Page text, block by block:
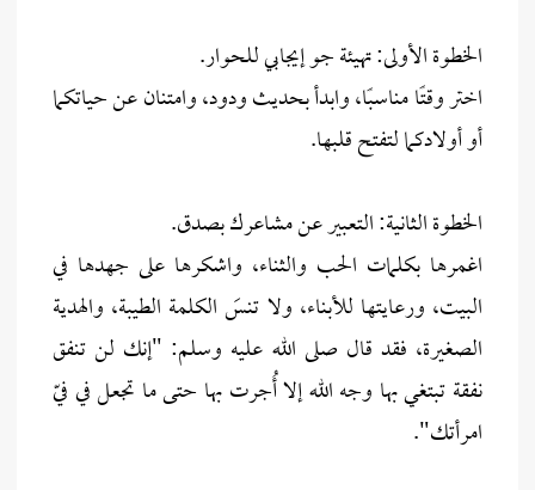
الخطوة الأولى: تهيئة جو إيجابي للحوار.
اختر وقتًا مناسبًا، وابدأ بحديث ودود، وامتنان عن حياتكما
أو أولادكما لتفتح قلبها.
الخطوة الثانية: التعبير عن مشاعرك بصدق.
اغمرها بكلمات الحب والثناء، واشكرها على جهدها في
البيت، ورعايتها للأبناء، ولا تنسَ الكلمة الطيبة، والهدية
الصغيرة، فقد قال صلى الله عليه وسلم: "إنك لن تنفق
نفقة تبتغي بها وجه الله إلا أُجرت بها حتى ما تجعل في فيّ
امرأتك".